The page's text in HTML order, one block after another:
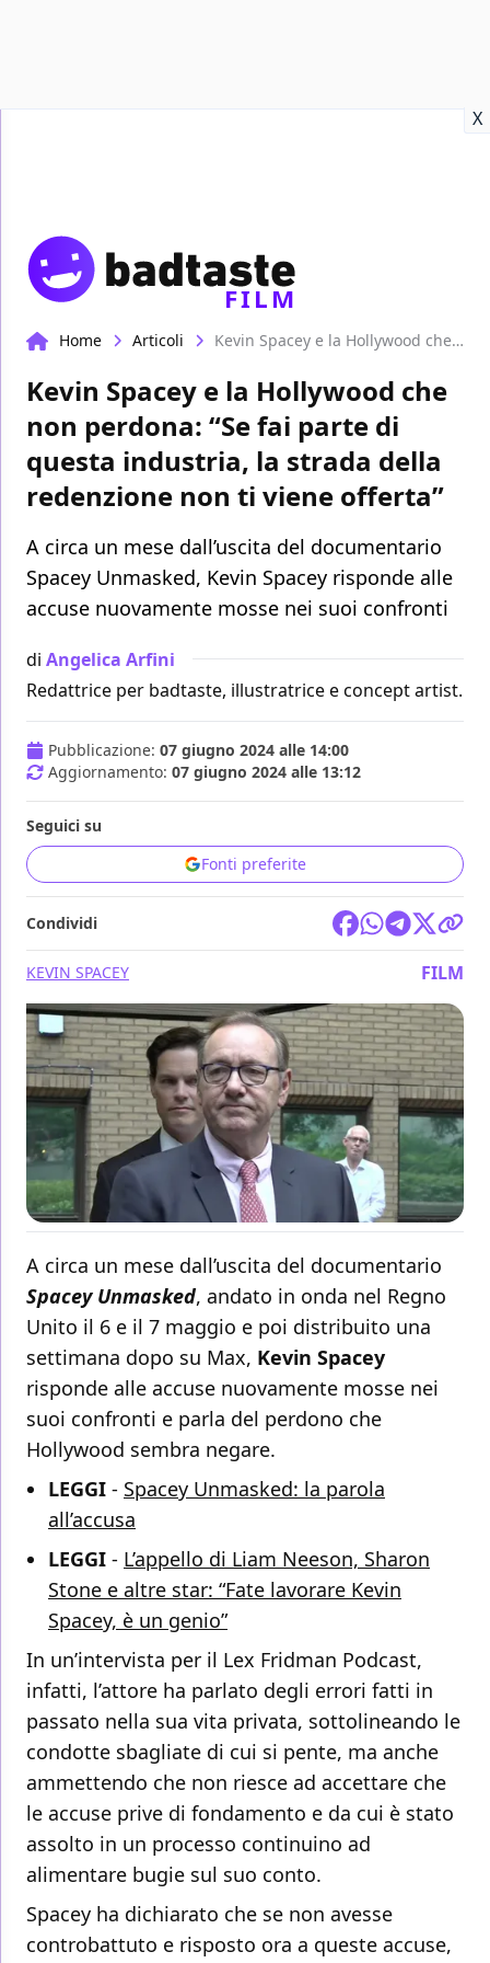
X
FILM
Home Articoli Kevin Spacey e la Hollywood che non perdona: “Se fai parte di questa industria, la strada della redenzione non ti viene offerta”
Kevin Spacey e la Hollywood che
non perdona: “Se fai parte di
questa industria, la strada della
redenzione non ti viene offerta”
A circa un mese dall’uscita del documentario
Spacey Unmasked, Kevin Spacey risponde alle
accuse nuovamente mosse nei suoi confronti
di Angelica Arfini
Redattrice per badtaste, illustratrice e concept artist.
Pubblicazione: 07 giugno 2024 alle 14:00
Aggiornamento: 07 giugno 2024 alle 13:12
Seguici su
Fonti preferite
Condividi
KEVIN SPACEY FILM
A circa un mese dall’uscita del documentario
Spacey Unmasked, andato in onda nel Regno
Unito il 6 e il 7 maggio e poi distribuito una
settimana dopo su Max, Kevin Spacey
risponde alle accuse nuovamente mosse nei
suoi confronti e parla del perdono che
Hollywood sembra negare.
LEGGI - Spacey Unmasked: la parola
all’accusa
LEGGI - L’appello di Liam Neeson, Sharon
Stone e altre star: “Fate lavorare Kevin
Spacey, è un genio”
In un’intervista per il Lex Fridman Podcast,
infatti, l’attore ha parlato degli errori fatti in
passato nella sua vita privata, sottolineando le
condotte sbagliate di cui si pente, ma anche
ammettendo che non riesce ad accettare che
le accuse prive di fondamento e da cui è stato
assolto in un processo continuino ad
alimentare bugie sul suo conto.
Spacey ha dichiarato che se non avesse
controbattuto e risposto ora a queste accuse,